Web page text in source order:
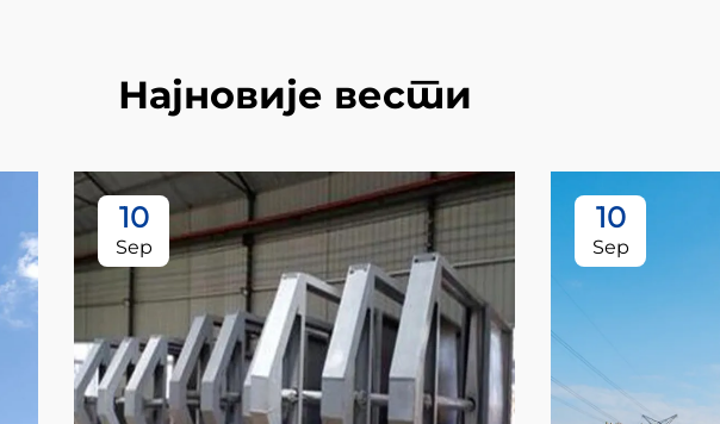
Најновије вести
10
Sep
10
Sep